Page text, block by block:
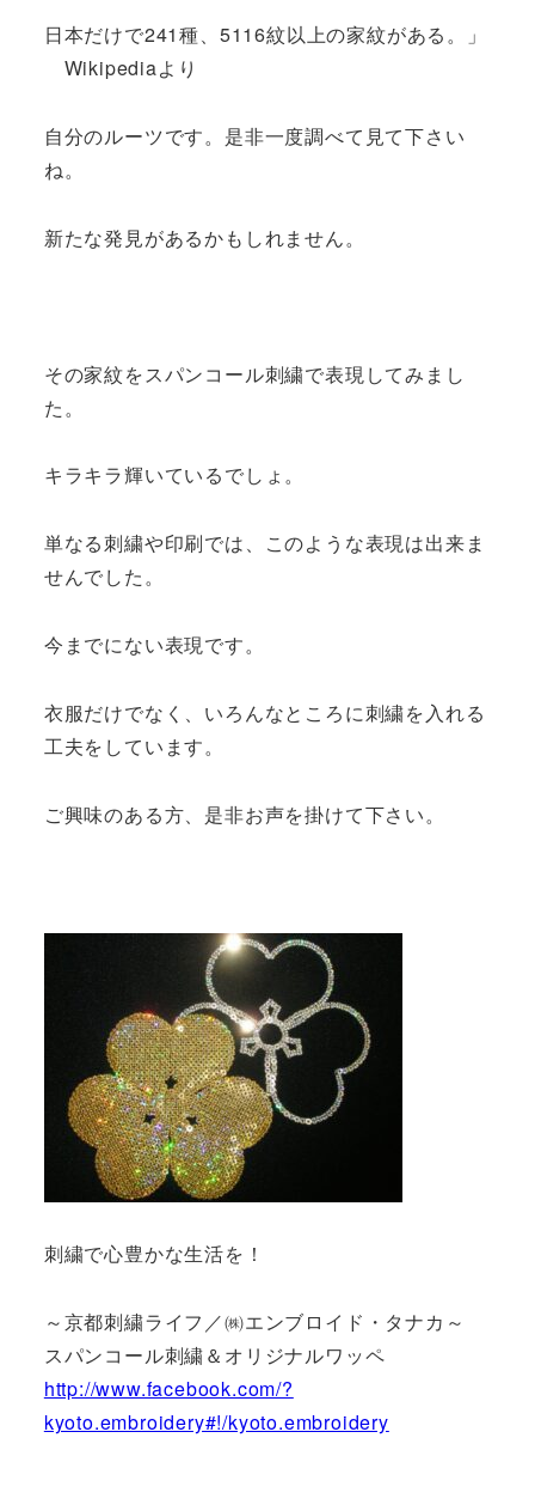
日本だけで241種、5116紋以上の家紋がある。」
Wikipediaより
自分のルーツです。是非一度調べて見て下さい
ね。
新たな発見があるかもしれません。
その家紋をスパンコール刺繍で表現してみまし
た。
キラキラ輝いているでしょ。
単なる刺繍や印刷では、このような表現は出来ま
せんでした。
今までにない表現です。
衣服だけでなく、いろんなところに刺繍を入れる
工夫をしています。
ご興味のある方、是非お声を掛けて下さい。
刺繍で心豊かな生活を！
～京都刺繍ライフ／㈱エンブロイド・タナカ～
スパンコール刺繍＆オリジナルワッペ
http://www.facebook.com/?
kyoto.embroidery#!/kyoto.embroidery